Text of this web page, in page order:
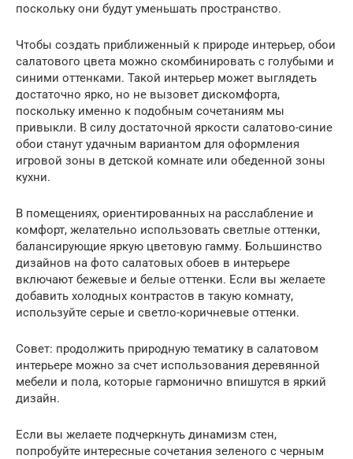
поскольку они будут уменьшать пространство.
Чтобы создать приближенный к природе интерьер, обои
салатового цвета можно скомбинировать с голубыми и
синими оттенками. Такой интерьер может выглядеть
достаточно ярко, но не вызовет дискомфорта,
поскольку именно к подобным сочетаниям мы
привыкли. В силу достаточной яркости салатово-синие
обои станут удачным вариантом для оформления
игровой зоны в детской комнате или обеденной зоны
кухни.
В помещениях, ориентированных на расслабление и
комфорт, желательно использовать светлые оттенки,
балансирующие яркую цветовую гамму. Большинство
дизайнов на фото салатовых обоев в интерьере
включают бежевые и белые оттенки. Если вы желаете
добавить холодных контрастов в такую комнату,
используйте серые и светло-коричневые оттенки.
Совет: продолжить природную тематику в салатовом
интерьере можно за счет использования деревянной
мебели и пола, которые гармонично впишутся в яркий
дизайн.
Если вы желаете подчеркнуть динамизм стен,
попробуйте интересные сочетания зеленого с черным